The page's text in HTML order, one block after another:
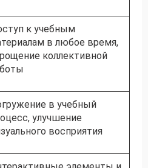
к учебным
в любое время,
коллективной
в учебный
улучшение
восприятия